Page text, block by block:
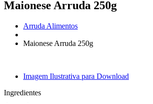
Maionese Arruda 250g
Arruda Alimentos
Maionese Arruda 250g
Imagem Ilustrativa para Download
Ingredientes